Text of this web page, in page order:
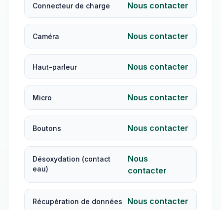
Connecteur de charge Nous contacter
Caméra Nous contacter
Haut-parleur Nous contacter
Micro Nous contacter
Boutons Nous contacter
Désoxydation (contact
eau)
Nous
contacter
Récupération de données Nous contacter